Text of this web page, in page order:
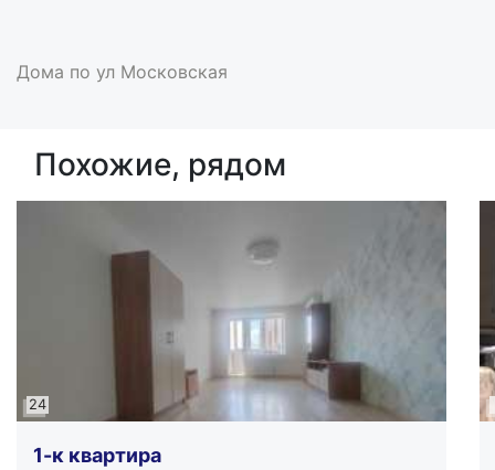
Дома по ул Московская
Похожие, рядом
24
1-к квартира